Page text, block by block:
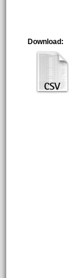
Download: